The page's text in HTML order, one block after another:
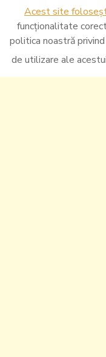
Acest site
funcționalitate
politica noastră
de utilizare ale